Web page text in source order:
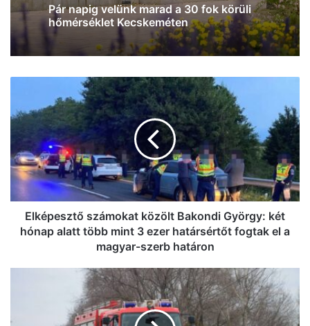
Pár napig velünk marad a 30 fok körüli
hőmérséklet Kecskeméten
közölt
Bakondi
György:
két
hónap
alatt
több
mintElképesztő számokat közölt Bakondi György: két
hónap alatt több mint 3 ezer határsértőt fogtak el a
magyar-szerb határon